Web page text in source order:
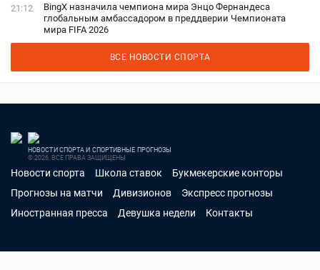
21:12
BingX назначила чемпиона мира Энцо Фернандеса
глобальным амбассадором в преддверии Чемпионата
мира FIFA 2026
ВСЕ НОВОСТИ СПОРТА
НОВОСТИ СПОРТА И СПОРТИВНЫЕ ПРОГНОЗЫ
© 2026. ВСЕ ПРАВА ЗАЩИЩЕНЫ
Новости спорта Школа ставок
Букмекерские конторы
Прогнозы на матчи
Дивизионов
Экспресс прогнозы
Иностранная пресса
Девушка недели Контакты